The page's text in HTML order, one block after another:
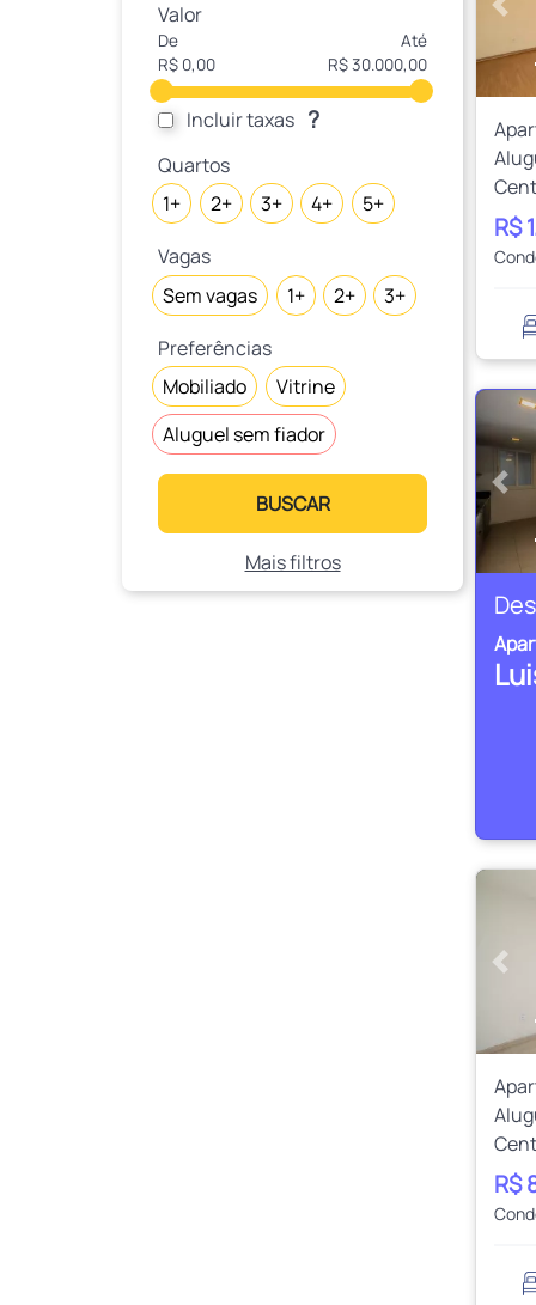
Valor
De
Até
R$ 0,00
R$ 30.000,00
Incluir taxas ?
Quartos
1+
2+ 3+ 4+ 5+
Vagas
Sem vagas
1+ 2+ 3+
Preferências
Mobiliado
Vitrine
Aluguel sem fiador
BUSCAR
Mais filtros
R$
R$